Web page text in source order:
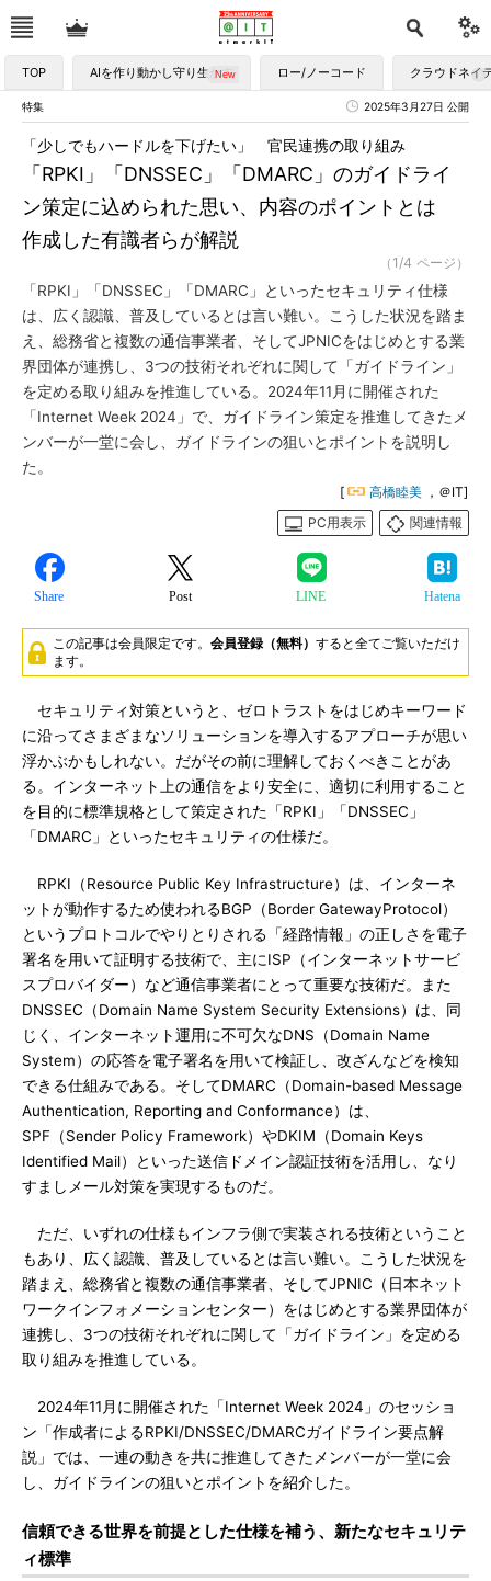
TOP AIを作り動かし守り生かす ロー/ノーコード クラウドネイ
特集 2025年3月27日 公開
「RPKI」「DNSSEC」「DMARC」のガイドライ
ン策定に込められた思い、内容のポイントとは
作成した有識者らが解説
「少しでもハードルを下げたい」 官民連携の取り組み
（1/4 ページ）
「RPKI」「DNSSEC」「DMARC」といったセキュリティ仕様
は、広く認識、普及しているとは言い難い。こうした状況を踏ま
え、総務省と複数の通信事業者、そしてJPNICをはじめとする業
界団体が連携し、3つの技術それぞれに関して「ガイドライン」
を定める取り組みを推進している。2024年11月に開催された
「Internet Week 2024」で、ガイドライン策定を推進してきたメ
ンバーが一堂に会し、ガイドラインの狙いとポイントを説明し
た。
[ 高橋睦美 ，＠IT]
PC用表示
関連情報
Share Post LINE Hatena
この記事は会員限定です。 会員登録（無料） すると全てご覧いただけ
ます。
セキュリティ対策というと、ゼロトラストをはじめキーワード
に沿ってさまざまなソリューションを導入するアプローチが思い
浮かぶかもしれない。だがその前に理解しておくべきことがあ
る。インターネット上の通信をより安全に、適切に利用すること
を目的に標準規格として策定された「RPKI」「DNSSEC」
「DMARC」といったセキュリティの仕様だ。
RPKI（Resource Public Key Infrastructure）は、インターネ
ットが動作するため使われるBGP（Border GatewayProtocol）
というプロトコルでやりとりされる「経路情報」の正しさを電子
署名を用いて証明する技術で、主にISP（インターネットサービ
スプロバイダー）など通信事業者にとって重要な技術だ。また
DNSSEC（Domain Name System Security Extensions）は、同
じく、インターネット運用に不可欠なDNS（Domain Name
System）の応答を電子署名を用いて検証し、改ざんなどを検知
できる仕組みである。そしてDMARC（Domain-based Message
Authentication, Reporting and Conformance）は、
SPF（Sender Policy Framework）やDKIM（Domain Keys
Identified Mail）といった送信ドメイン認証技術を活用し、なり
すましメール対策を実現するものだ。
ただ、いずれの仕様もインフラ側で実装される技術ということ
もあり、広く認識、普及しているとは言い難い。こうした状況を
踏まえ、総務省と複数の通信事業者、そしてJPNIC（日本ネット
ワークインフォメーションセンター）をはじめとする業界団体が
連携し、3つの技術それぞれに関して「ガイドライン」を定める
取り組みを推進している。
2024年11月に開催された「Internet Week 2024」のセッショ
ン「作成者によるRPKI/DNSSEC/DMARCガイドライン要点解
説」では、一連の動きを共に推進してきたメンバーが一堂に会
し、ガイドラインの狙いとポイントを紹介した。
信頼できる世界を前提とした仕様を補う、新たなセキュリテ
ィ標準